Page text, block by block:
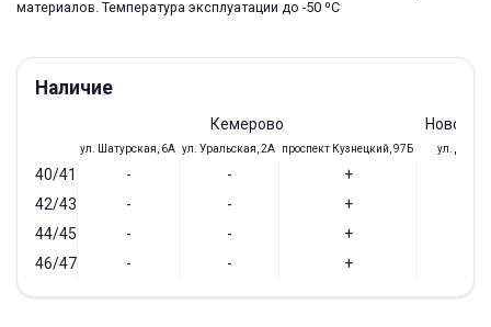
материалов. Температура эксплуатации до -50 ºС
Наличие
Кемерово
ул. Шатурская, 6А ул. Уральская, 2А проспект Кузнецкий, 97Б ул. Доз,
40/41 - - +
42/43
- - +
44/45
- - +
46/47
- - +